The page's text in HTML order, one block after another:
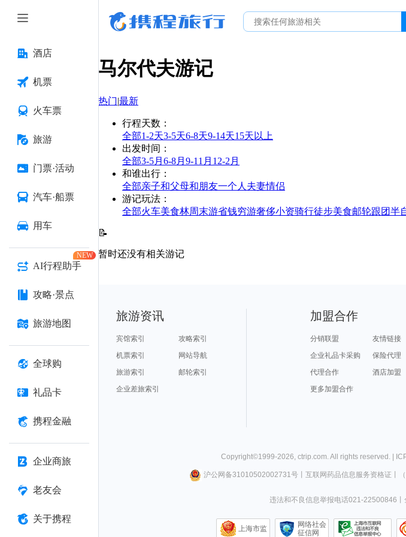
酒店
机票
火车票
旅游
门票·活动
汽车·船票
用车
AI行程助手
NEW
攻略·景点
旅游地图
全球购
礼品卡
携程金融
企业商旅
老友会
关于携程
马尔代夫游记
热门|最新
行程天数 ：
全部1-2天3-5天6-8天9-14天15天以上
出发时间 ：
全部3-5月 6-8月 9-11月 12-2月
和谁出行 ：
全部亲子和父母和朋友一个人 夫妻情侣
游记玩法 ：
全部火车美食林周末游省钱穷游奢侈小资骑行徒步美食邮轮跟团半
📝
暂时还没有相关游记
旅游资讯
宾馆索引
攻略索引
机票索引
网站导航
旅游索引
邮轮索引
企业差旅索引
加盟合作
分销联盟
友情链接
企业礼品卡采购
保险代理
代理合作
酒店加盟
更多加盟合作
Copyright©1999-2026, ctrip.com. All rights reserved. |
沪公网备31010502002731号丨 互联网药品信息服务资格证
违法和不良信息举报电话021-22500846
上海市监
网络社会
征信网